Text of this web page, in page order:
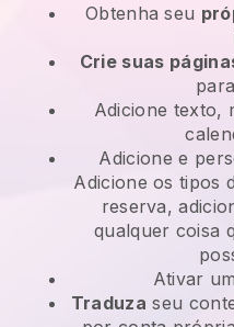
Obtenha seu
Crie suas
Adicione texto,
Adicione e
Adicione os tipos
reserva,
qualquer coisa
Ativar um
Traduza seu